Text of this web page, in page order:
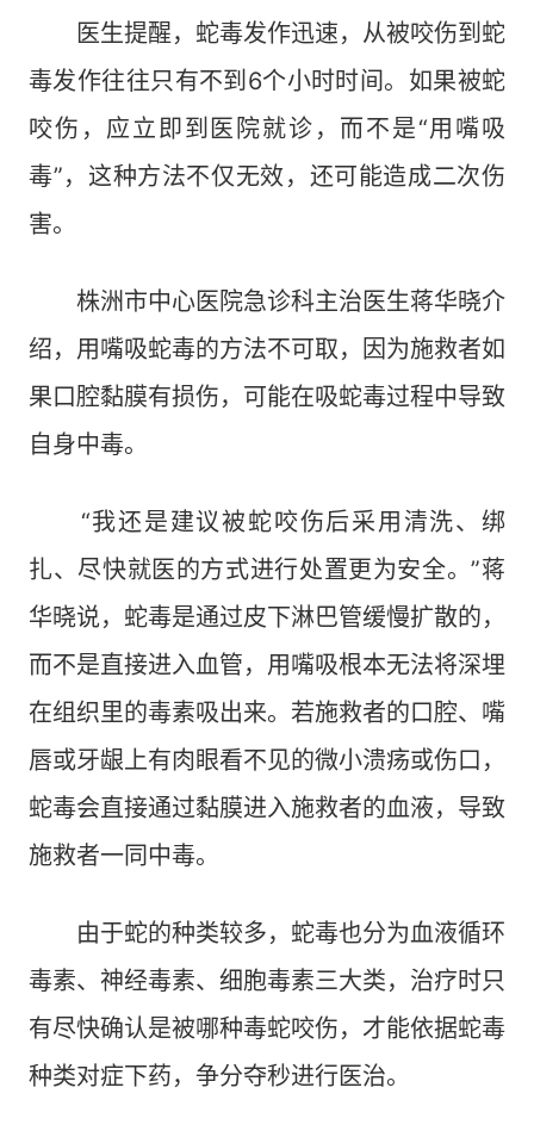
医生提醒，蛇毒发作迅速，从被咬伤到蛇
毒发作往往只有不到6个小时时间。如果被蛇
咬伤，应立即到医院就诊，而不是“用嘴吸
毒”，这种方法不仅无效，还可能造成二次伤
害。
株洲市中心医院急诊科主治医生蒋华晓介
绍，用嘴吸蛇毒的方法不可取，因为施救者如
果口腔黏膜有损伤，可能在吸蛇毒过程中导致
自身中毒。
“我还是建议被蛇咬伤后采用清洗、绑
扎、尽快就医的方式进行处置更为安全。”蒋
华晓说，蛇毒是通过皮下淋巴管缓慢扩散的，
而不是直接进入血管，用嘴吸根本无法将深埋
在组织里的毒素吸出来。若施救者的口腔、嘴
唇或牙龈上有肉眼看不见的微小溃疡或伤口，
蛇毒会直接通过黏膜进入施救者的血液，导致
施救者一同中毒。
由于蛇的种类较多，蛇毒也分为血液循环
毒素、神经毒素、细胞毒素三大类，治疗时只
有尽快确认是被哪种毒蛇咬伤，才能依据蛇毒
种类对症下药，争分夺秒进行医治。